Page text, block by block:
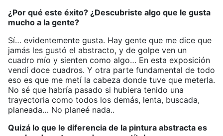
¿Por qué este éxito? ¿Descubriste algo que le gusta
mucho a la gente?
Sí… evidentemente gusta. Hay gente que me dice que
jamás les gustó el abstracto, y de golpe ven un
cuadro mío y sienten como algo… En esta exposición
vendí doce cuadros. Y otra parte fundamental de todo
eso es que me metí la cabeza donde tuve que meterla.
No sé que habría pasado si hubiera tenido una
trayectoria como todos los demás, lenta, buscada,
planeada… No planeé nada..
Quizá lo que le diferencia de la pintura abstracta es